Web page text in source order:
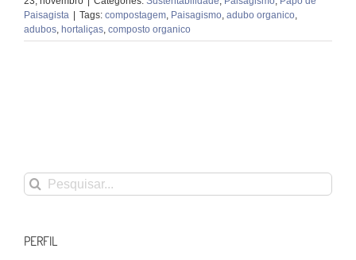
Paisagista
Tags: compostagem, Paisagismo, adubo organico,
adubos, hortaliças, composto organico
Buscar
resultados
PERFIL